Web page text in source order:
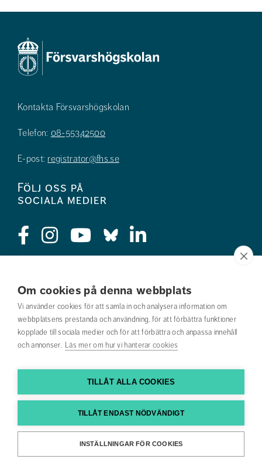
Om cookies på denna webbplats
Vi använder cookies för att samla in och analysera information om
webbplatsens prestanda och användning, för att förbättra funktioner
kopplade till sociala medier och för att förbättra och anpassa innehåll
och annonser. Läs mer om hur vi hanterar cookies
TILLÅT ALLA COOKIES
TILLÅT ENDAST NÖDVÄNDIGT
INSTÄLLNINGAR FÖR COOKIES
Kontakta Försvarshögskolan
Telefon: 08-55342500
E-post: registrator@fhs.se
Följ oss på
sociala medier
Jobba hos oss
Nyhetsbrev
Om webbplatsen
Hitta till oss
Hitta din utbildning